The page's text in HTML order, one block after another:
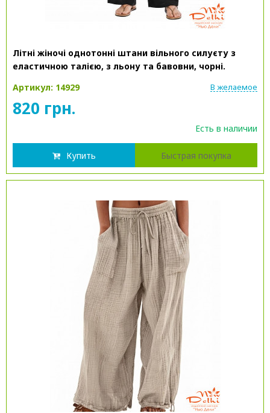
Літні жіночі однотонні штани вільного силуєту з
еластичною талією, з льону та бавовни, чорні.
Артикул: 14929
В желаемое
820 грн.
Есть в наличии
Купить Быстрая покупка